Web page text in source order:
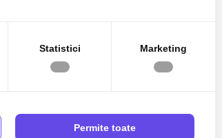
Statistici Marketing
Permite toate